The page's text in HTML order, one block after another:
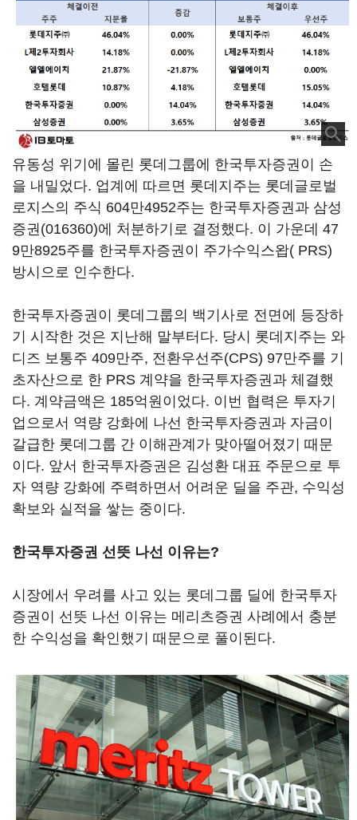
유동성 위기에 몰린 롯데그룹에 한국투자증권이 손
을 내밀었다. 업계에 따르면 롯데지주는 롯데글로벌
로지스의 주식 604만4952주는 한국투자증권과 삼성
증권(016360)에 처분하기로 결정했다. 이 가운데 47
9만8925주를 한국투자증권이 주가수익스왑( PRS)
방시으로 인수한다.
한국투자증권이 롯데그룹의 백기사로 전면에 등장하
기 시작한 것은 지난해 말부터다. 당시 롯데지주는 와
디즈 보통주 409만주, 전환우선주(CPS) 97만주를 기
초자산으로 한 PRS 계약을 한국투자증권과 체결했
다. 계약금액은 185억원이었다. 이번 협력은 투자기
업으로서 역량 강화에 나선 한국투자증권과 자금이
갈급한 롯데그룹 간 이해관계가 맞아떨어졌기 때문
이다. 앞서 한국투자증권은 김성환 대표 주문으로 투
자 역량 강화에 주력하면서 어려운 딜을 주관, 수익성
확보와 실적을 쌓는 중이다.
한국투자증권 선뜻 나선 이유는?
시장에서 우려를 사고 있는 롯데그룹 딜에 한국투자
증권이 선뜻 나선 이유는 메리츠증권 사례에서 충분
한 수익성을 확인했기 때문으로 풀이된다.